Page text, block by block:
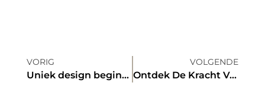
VORIG
Uniek design begint bij de binnenhuisarchitect uit regio Rotterdam
VOLGENDE
Ontdek De Kracht Van Buienradar Hoogeveen Voor Uw Weersvoorspellingen